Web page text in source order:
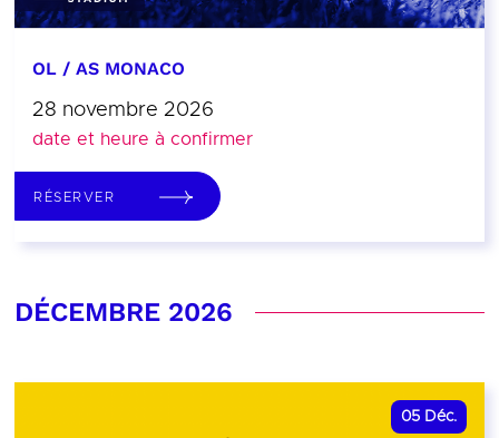
OL / AS MONACO
28 novembre 2026
date et heure à confirmer
RÉSERVER
DÉCEMBRE 2026
05 Déc.